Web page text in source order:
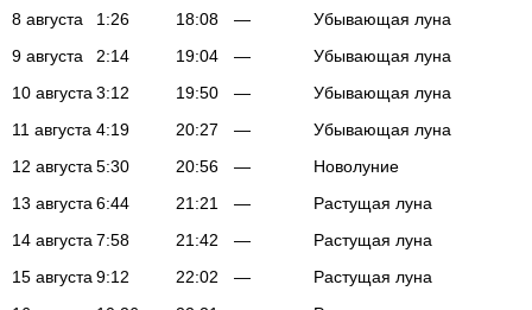
8 августа
1:26 18:08 —
Убывающая луна
9 августа
2:14 19:04 —
Убывающая луна
10 августа 3:12 19:50 —
Убывающая луна
11 августа 4:19 20:27 —
Убывающая луна
12 августа 5:30 20:56 —
Новолуние
13 августа 6:44 21:21 —
Растущая луна
14 августа 7:58 21:42 —
Растущая луна
15 августа 9:12 22:02 —
Растущая луна